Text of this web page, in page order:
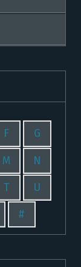
F G
M N
T U
#